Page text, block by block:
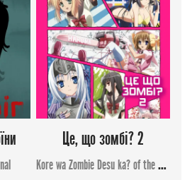
Це, що зомбі? 2
Kore wa Zombie Desu ka? of the Dead